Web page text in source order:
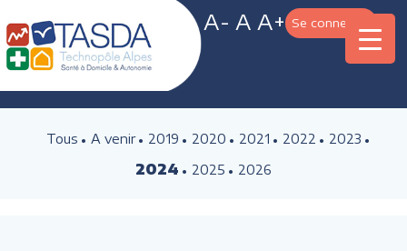
A- A A+ Se connecter
Tous A venir 2019 2020 2021 2022 2023
2024 2025 2026